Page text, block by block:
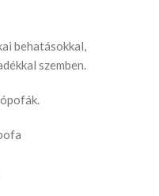
behatásokkal,
szemben.